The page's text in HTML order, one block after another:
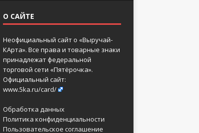
О САЙТЕ
Неофициальный сайт о «Выручай-
КАрта». Все права и товарные знаки
принадлежат федеральной
торговой сети «Пятёрочка».
Официальный сайт:
www.5ka.ru/card/
Обработка данных
Политика конфиденциальности
Пользовательское соглашение